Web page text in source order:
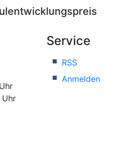
Service
RSS
Anmelden